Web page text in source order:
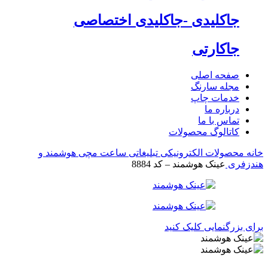
جاکلیدی -جاکلیدی اختصاصی
جاکارتی
صفحه اصلی
مجله سارنگ
خدمات چاپ
درباره ما
تماس با ما
کاتالوگ محصولات
خانه محصولات الکترونیکی تبلیغاتی ساعت مچی هوشمند و
هندزفری عینک هوشمند – کد 8884
برای بزرگنمایی کلیک کنید